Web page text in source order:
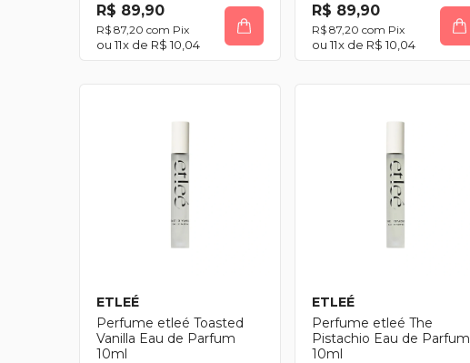
R$ 89,90
R$ 87,20 com Pix
11x de R$ 10,04
R$ 89,90
R$ 87,20 com Pix
11x de R$ 10,04
ETLEÉ
Perfume etleé Toasted
Vanilla Eau de Parfum
10ml
ETLEÉ
Perfume etleé The
Pistachio Eau de Parfum
10ml